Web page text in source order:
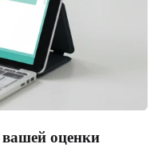
вашей оценки